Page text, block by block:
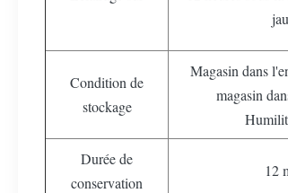
Condition de
stockage
Magasin dans
magasin
Durée de
conservation
12